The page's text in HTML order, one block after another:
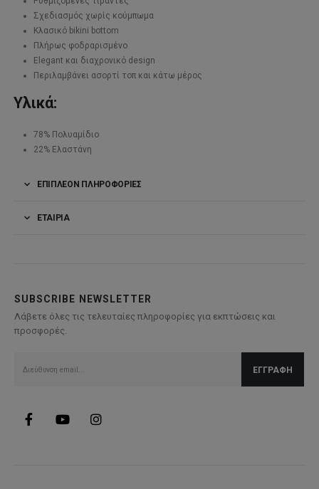
Σχεδιασμός χωρίς κούμπωμα
Κλασικό bikini bottom
Πλήρως φοδραρισμένο
Elegant και διαχρονικό design
Περιλαμβάνει ασορτί τοπ και κάτω μέρος
Υλικά:
78% Πολυαμίδιο
22% Ελαστάνη
ΕΠΙΠΛΈΟΝ ΠΛΗΡΟΦΟΡΊΕΣ
ΕΤΑΙΡΊΑ
SUBSCRIBE NEWSLETTER
Λάβετε όλες τις τελευταίες πληροφορίες για εκπτώσεις και
προσφορές.